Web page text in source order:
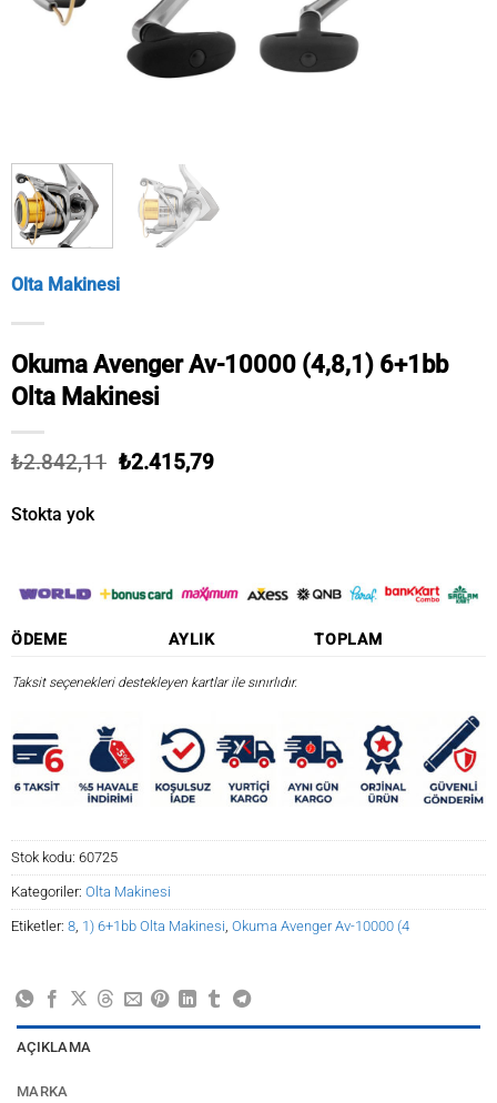
Olta Makinesi
Okuma Avenger Av-10000 (4,8,1) 6+1bb
Olta Makinesi
₺2.842,11 Orijinal
₺2.415,79Şu
Stokta yok
ÖDEME AYLIK TOPLAM
Taksit seçenekleri destekleyen kartlar ile sınırlıdır.
Stok kodu: 60725
Kategoriler: Olta Makinesi
Etiketler: 8 1) 6+1bb Olta Makinesi Okuma Avenger Av-10000 (4
AÇIKLAMA
MARKA